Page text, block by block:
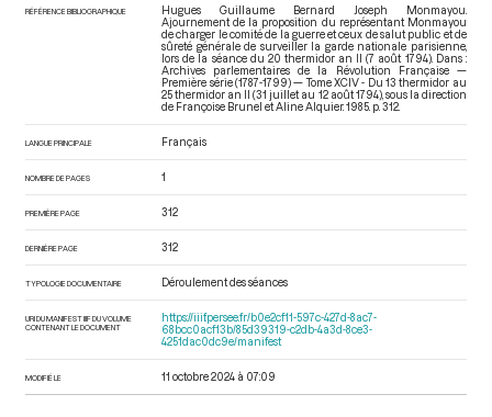
RÉFÉRENCE BIBLIOGRAPHIQUE
Hugues Guillaume Bernard Joseph Monmayou.
Ajournement de la proposition du représentant Monmayou
de charger le comité de la guerre et ceux de salut public et de
sûreté générale de surveiller la garde nationale parisienne,
lors de la séance du 20 thermidor an II (7 août 1794). Dans :
Archives parlementaires de la Révolution Française —
Première série (1787-1799) — Tome XCIV - Du 13 thermidor au
25 thermidor an II (31 juillet au 12 août 1794), sous la direction
de Françoise Brunel et Aline Alquier. 1985. p. 312.
LANGUE PRINCIPALE Français
NOMBRE DE PAGES 1
PREMIÈRE PAGE 312
DERNIÈRE PAGE 312
TYPOLOGIE DOCUMENTAIRE Déroulement des séances
URI DU MANIFEST IIIF DU VOLUME
CONTENANT LE DOCUMENT
https://iiif.persee.fr/b0e2cf11-597c-427d-8ac7-
68bcc0acf13b/85d39319-c2db-4a3d-8ce3-
4251dac0dc9e/manifest
MODIFIÉ LE 11 octobre 2024 à 07:09